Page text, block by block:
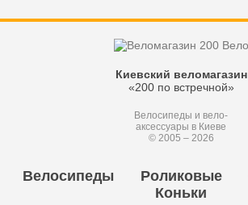
Киевский веломагазин
«200 по встречной»
Велосипеды и вело-
аксессуары в Киеве
© 2005 – 2026
Велосипеды
Роликовые
Коньки